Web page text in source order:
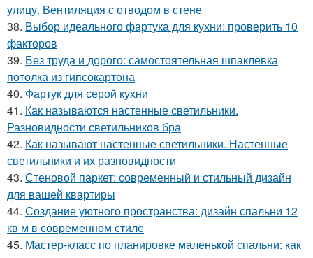
улицу. Вентиляция с отводом в стене
38. Выбор идеального фартука для кухни: проверить 10
факторов
39. Без труда и дорого: самостоятельная шпаклевка
потолка из гипсокартона
40. Фартук для серой кухни
41. Как называются настенные светильники.
Разновидности светильников бра
42. Как называют настенные светильники. Настенные
светильники и их разновидности
43. Стеновой паркет: современный и стильный дизайн
для вашей квартиры
44. Создание уютного пространства: дизайн спальни 12
кв м в современном стиле
45. Мастер-класс по планировке маленькой спальни: как